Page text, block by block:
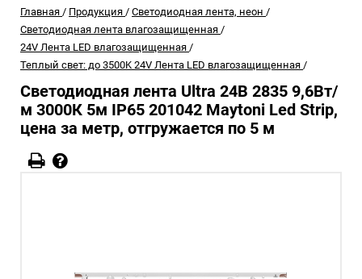
Главная / Продукция / Светодиодная лента, неон /
Светодиодная лента влагозащищенная /
24V Лента LED влагозащищенная /
Теплый свет: до 3500K 24V Лента LED влагозащищенная /
Светодиодная лента Ultra 24В 2835 9,6Вт/
м 3000К 5м IP65 201042 Maytoni Led Strip,
цена за метр, отгружается по 5 м